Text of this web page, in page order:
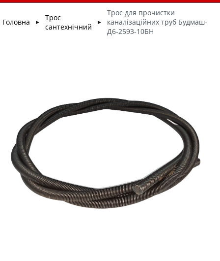
Головна ►
Трос
сантехнічний
►
Трос для прочистки
каналізаційних труб Будмаш-
Д6-2593-10БН